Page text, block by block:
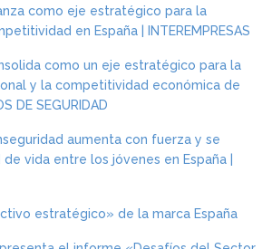
como eje estratégico para la
en España | INTEREMPRESAS
como un eje estratégico para la
y la competitividad económica de
DE SEGURIDAD
aumenta con fuerza y se
vida entre los jóvenes en España |
estratégico» de la marca España